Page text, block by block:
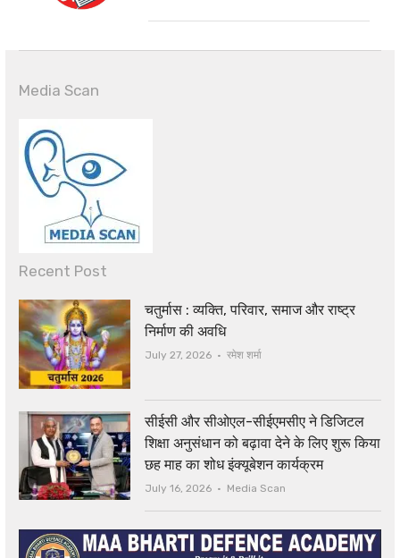
Media Scan
Recent Post
चतुर्मास : व्यक्ति, परिवार, समाज और राष्ट्र
निर्माण की अवधि
July 27, 2026 Author
रमेश शर्मा
सीईसी और सीओएल-सीईएमसीए ने डिजिटल
शिक्षा अनुसंधान को बढ़ावा देने के लिए शुरू किया
छह माह का शोध इंक्यूबेशन कार्यक्रम
July 16, 2026 Author
Media Scan